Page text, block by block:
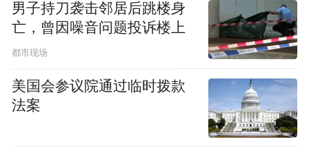
男子持刀袭击邻居后跳楼身
亡，曾因噪音问题投诉楼上
都市现场
美国会参议院通过临时拨款
法案